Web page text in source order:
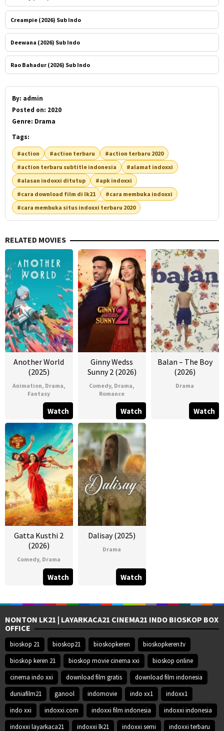
Creampie (2026) Sub Indo
Deewana (2026) Sub Indo
Rao Bahadur (2026) Sub Indo
By: admin
Posted on: 2020
Genre: Drama
Tags:
#action #action terbaru
#action terbaru 2020
#action terbaru subtitle indonesia
#alamat indoxxi
#alasan indoxxi ditutup
#apk indoxxi
#cara download film di lk21
#cara membuka indoxxi
#cara membuka situs indoxxi terbaru 2020
RELATED MOVIES
Another World
(2025)
Animation, Drama,
Fantasy
Watch
Ginny Wedss
Sunny 2 (2026)
Comedy, Drama,
Romance
Watch
Balan – The Boy
(2026)
Drama
Watch
Gatta Kusthi 2
(2026)
Comedy, Drama
Watch
Dalisay (2025)
Drama
Watch
NONTON LK21 | LAYARKACA21 CINEMA21 INDO BIOSKOP BOX
OFFICE
bioskop 21 bioskop21 bioskopkeren
bioskopkeren.tv
bioskop keren 21
bioskop movie cinema xxi
bioskop online
cinema indo xxi
download film gratis
download film indonesia
duniafilm21
ganool indomovie indo xx1
indoxx1
indo xxi
indoxxi.com indoxxi film indonesia
indoxxi indonesia
indoxxi layarkaca21
indoxxi lk21 indoxxi semi
indoxxi terbaru